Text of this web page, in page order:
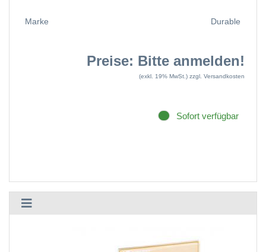
Marke Durable
Preise: Bitte anmelden!
(exkl. 19% MwSt.) zzgl. Versandkosten
Sofort verfügbar